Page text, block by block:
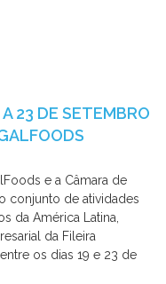
23 DE SETEMBRO
e a Câmara de
conjunto de atividades
da América Latina,
da Fileira
os dias 19 e 23 de